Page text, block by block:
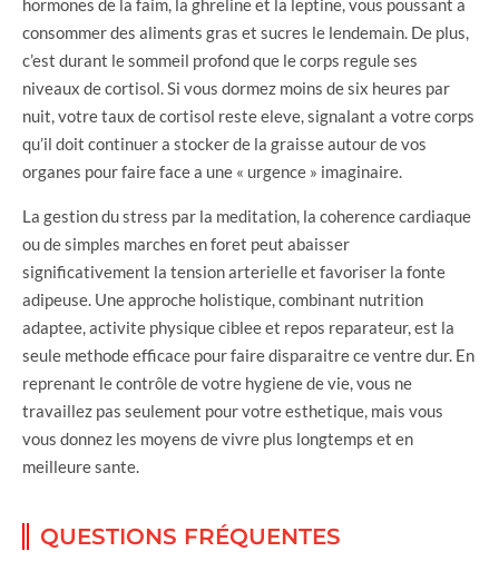
consommer des aliments gras et sucres le lendemain. De plus,
c’est durant le sommeil profond que le corps regule ses
niveaux de cortisol. Si vous dormez moins de six heures par
nuit, votre taux de cortisol reste eleve, signalant a votre corps
qu’il doit continuer a stocker de la graisse autour de vos
organes pour faire face a une « urgence » imaginaire.
La gestion du stress par la meditation, la coherence cardiaque
ou de simples marches en foret peut abaisser
significativement la tension arterielle et favoriser la fonte
adipeuse. Une approche holistique, combinant nutrition
adaptee, activite physique ciblee et repos reparateur, est la
seule methode efficace pour faire disparaitre ce ventre dur. En
reprenant le contrôle de votre hygiene de vie, vous ne
travaillez pas seulement pour votre esthetique, mais vous
vous donnez les moyens de vivre plus longtemps et en
meilleure sante.
QUESTIONS FRÉQUENTES